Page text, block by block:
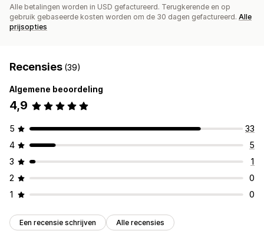
Alle betalingen worden in USD gefactureerd. Terugkerende en op
gebruik gebaseerde kosten worden om de 30 dagen gefactureerd. Alle
prijsopties
Recensies (39)
Algemene beoordeling
4,9
5
33
4
5
3
1
2
0
1
0
Een recensie schrijven Alle recensies